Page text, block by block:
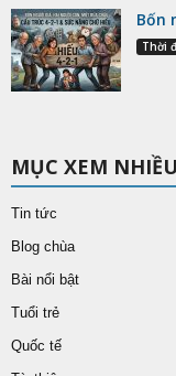
Bốn
Thời
MỤC XEM NHIỀU
Tin tức
Blog chùa
Bài nổi bật
Tuổi trẻ
Quốc tế